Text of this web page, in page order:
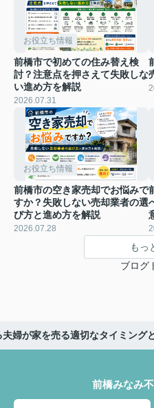
お役立ち情報
前橋市で初めての住み替え検
討？注意点を押さえて失敗しな
い進め方を解説
2026.07.31
お役立ち情報
前橋市の空き家売却でお悩みで
すか？失敗しない売却業者の選
び方と進め方を解説
2026.07.28
もっ
ブログ
夫婦が家を売る適切なタイミング
前橋みなみ